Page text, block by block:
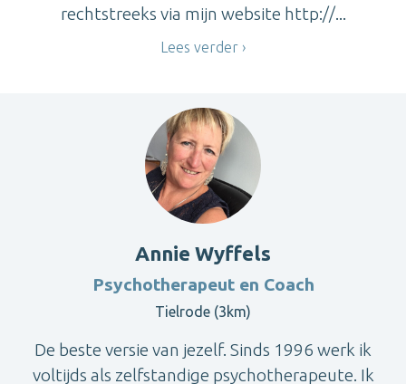
rechtstreeks via mijn website http://...
Lees verder
Annie Wyffels
Psychotherapeut en Coach
Tielrode (3km)
De beste versie van jezelf. Sinds 1996 werk ik
voltijds als zelfstandige psychotherapeute. Ik